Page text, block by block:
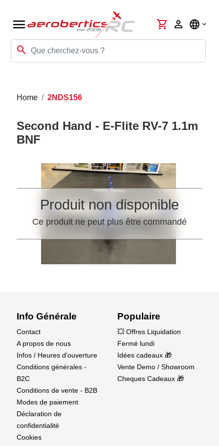
menu
search
shopping_cart person language
Home 2NDS156
Second Hand - E-Flite RV-7 1.1m
BNF
Produit non disponible
Ce produit ne peut plus être commandé
Info Générale
Contact
A propos de nous
Infos / Heures d'ouverture
Conditions générales -
B2C
Conditions de vente - B2B
Modes de paiement
Déclaration de
confidentialité
Cookies
Populaire
💥 Offres Liquidation
Fermé lundi
Idées cadeaux 🎁
Vente Demo / Showroom
Cheques Cadeaux 🎁